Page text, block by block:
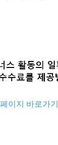
이지 바로가기